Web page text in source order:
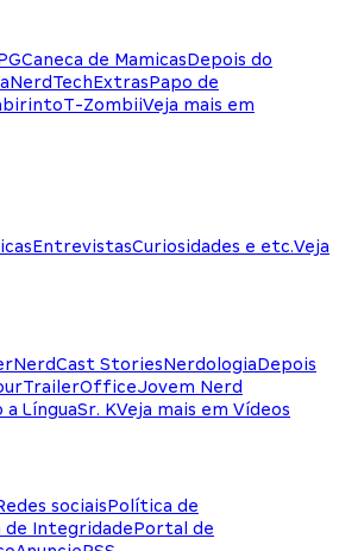
Caneca de MamicasDepois do
NerdTechExtrasPapo de
T-ZombiiVeja mais em
EntrevistasCuriosidades e etc.Veja
NerdCast StoriesNerdologiaDepois
TrailerOfficeJovem Nerd
a LínguaSr. KVeja mais em Vídeos
sociaisPolítica de
de IntegridadePortal de